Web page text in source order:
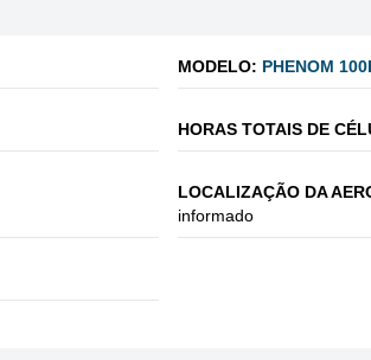
MODELO: PHENOM
HORAS TOTAIS DE
LOCALIZAÇÃO DA
informado